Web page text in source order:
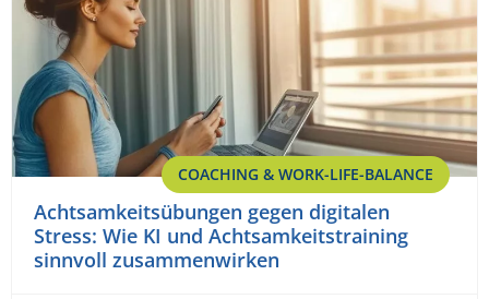
COACHING & WORK-LIFE-BALANCE
Achtsamkeitsübungen gegen digitalen
Stress: Wie KI und Achtsamkeitstraining
sinnvoll zusammenwirken